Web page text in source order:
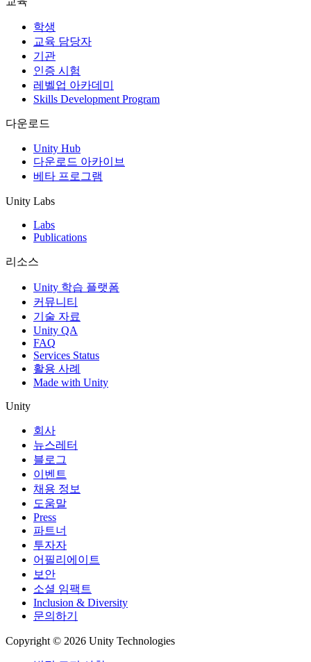
학생
교육 담당자
기관
인증 시험
레벨업 아카데미
Skills Development Program
다운로드
Unity Hub
다운로드 아카이브
베타 프로그램
Unity Labs
Labs
Publications
리소스
Unity 학습 플랫폼
커뮤니티
기술 자료
Unity QA
FAQ
Services Status
활용 사례
Made with Unity
Unity
회사
뉴스레터
블로그
이벤트
채용 정보
도움말
Press
파트너
투자자
어필리에이트
보안
소셜 임팩트
Inclusion & Diversity
문의하기
Copyright © 2026 Unity Technologies